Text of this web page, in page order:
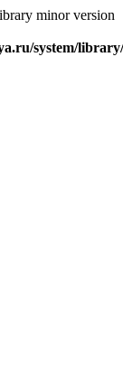
minor version
system/